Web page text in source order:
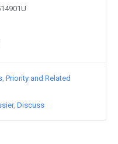
Priority and Related
Discuss